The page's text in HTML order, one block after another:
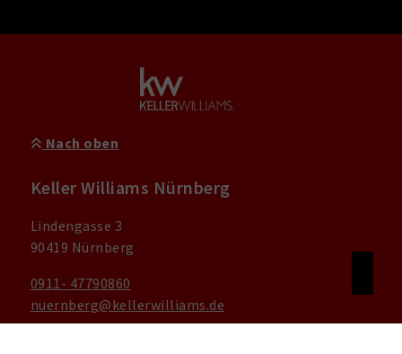
Nach oben
Keller Williams Nürnberg
Lindengasse 3
90419 Nürnberg
0911- 47790860
nuernberg@kellerwilliams.de